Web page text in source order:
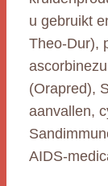
u gebruikt
Theo-Dur),
(Orapred),
aanvallen,
AIDS-